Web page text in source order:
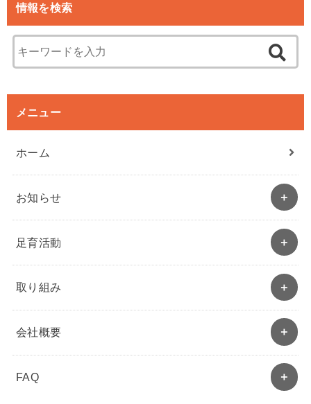
情報を検索
メニュー
ホーム
お知らせ
足育活動
取り組み
会社概要
FAQ